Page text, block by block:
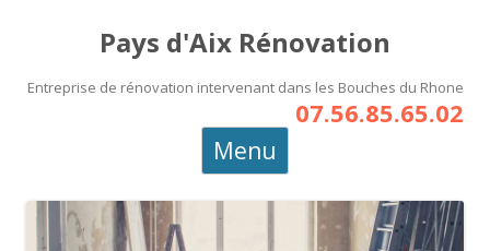
Pays d'Aix Rénovation
Entreprise de rénovation intervenant dans les Bouches du Rhone
07.56.85.65.02
Menu